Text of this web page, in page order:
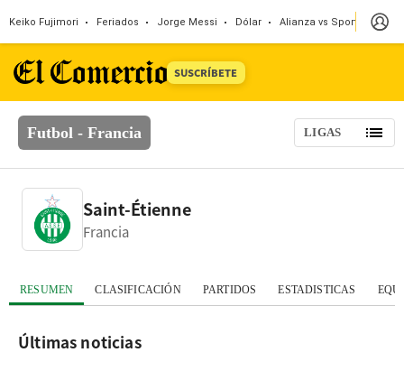
Keiko Fujimori Feriados Jorge Messi Dólar Alianza vs Sport Boys
SUSCRÍBETE
Futbol - Francia LIGAS
Saint-Étienne
Francia
RESUMEN CLASIFICACIÓN PARTIDOS ESTADISTICAS
Últimas noticias